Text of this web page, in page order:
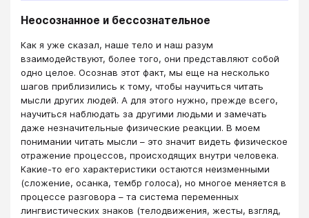
Неосознанное и бессознательное
Как я уже сказал, наше тело и наш разум
взаимодействуют, более того, они представляют собой
одно целое. Осознав этот факт, мы еще на несколько
шагов приблизились к тому, чтобы научиться читать
мысли других людей. А для этого нужно, прежде всего,
научиться наблюдать за другими людьми и замечать
даже незначительные физические реакции. В моем
понимании читать мысли – это значит видеть физическое
отражение процессов, происходящих внутри человека.
Какие-то его характеристики остаются неизменными
(сложение, осанка, тембр голоса), но многое меняется в
процессе разговора – та система переменных
лингвистических знаков (телодвижения, жесты, взгляд,